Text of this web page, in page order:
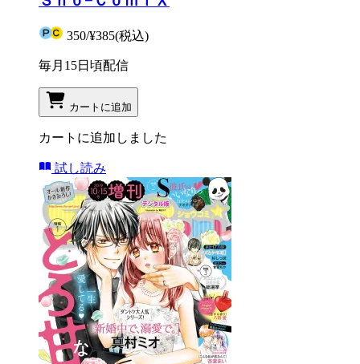
350/¥385(税込)
毎月15日頃配信
カートに追加
カートに追加しました
試し読み